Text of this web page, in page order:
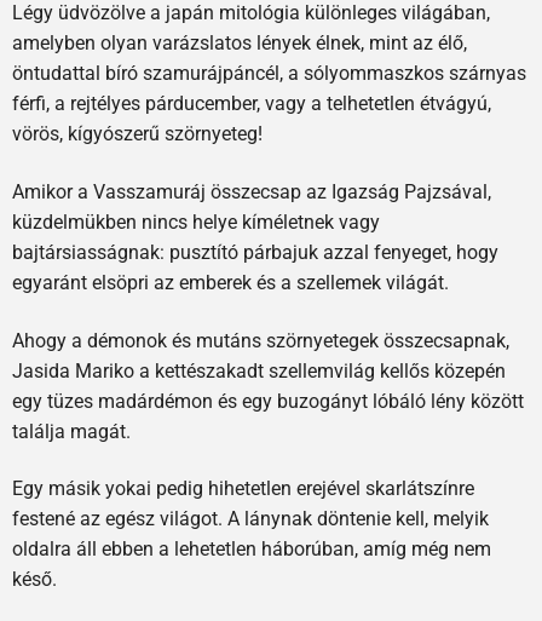
Légy üdvözölve a japán mitológia különleges világában,
amelyben olyan varázslatos lények élnek, mint az élő,
öntudattal bíró szamurájpáncél, a sólyommaszkos szárnyas
férfi, a rejtélyes párducember, vagy a telhetetlen étvágyú,
vörös, kígyószerű szörnyeteg!
Amikor a Vasszamuráj összecsap az Igazság Pajzsával,
küzdelmükben nincs helye kíméletnek vagy
bajtársiasságnak: pusztító párbajuk azzal fenyeget, hogy
egyaránt elsöpri az emberek és a szellemek világát.
Ahogy a démonok és mutáns szörnyetegek összecsapnak,
Jasida Mariko a kettészakadt szellemvilág kellős közepén
egy tüzes madárdémon és egy buzogányt lóbáló lény között
találja magát.
Egy másik yokai pedig hihetetlen erejével skarlátszínre
festené az egész világot. A lánynak döntenie kell, melyik
oldalra áll ebben a lehetetlen háborúban, amíg még nem
késő.